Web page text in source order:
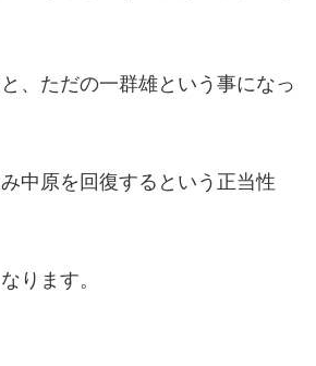
、ただの一群雄という事になっ
中原を回復するという正当性
ります。